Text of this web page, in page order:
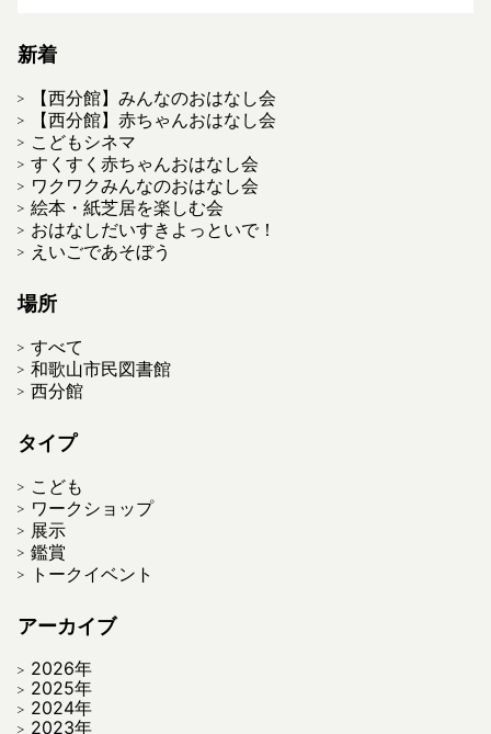
新着
【西分館】みんなのおはなし会
【西分館】赤ちゃんおはなし会
こどもシネマ
すくすく赤ちゃんおはなし会
ワクワクみんなのおはなし会
絵本・紙芝居を楽しむ会
おはなしだいすきよっといで！
えいごであそぼう
場所
すべて
和歌山市民図書館
西分館
タイプ
こども
ワークショップ
展示
鑑賞
トークイベント
アーカイブ
2026年
2025年
2024年
2023年